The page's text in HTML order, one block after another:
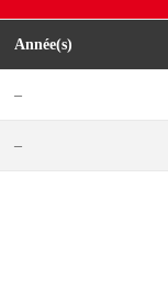
Année(s)
–
–